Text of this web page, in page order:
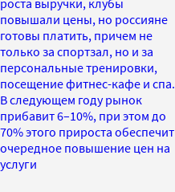
повышали цены, но россияне
готовы платить, причем не
только за спортзал, но и за
персональные тренировки,
посещение фитнес-кафе и спа.
В следующем году рынок
прибавит 6–10%, при этом до
70% этого прироста обеспечит
очередное повышение цен на
услуги